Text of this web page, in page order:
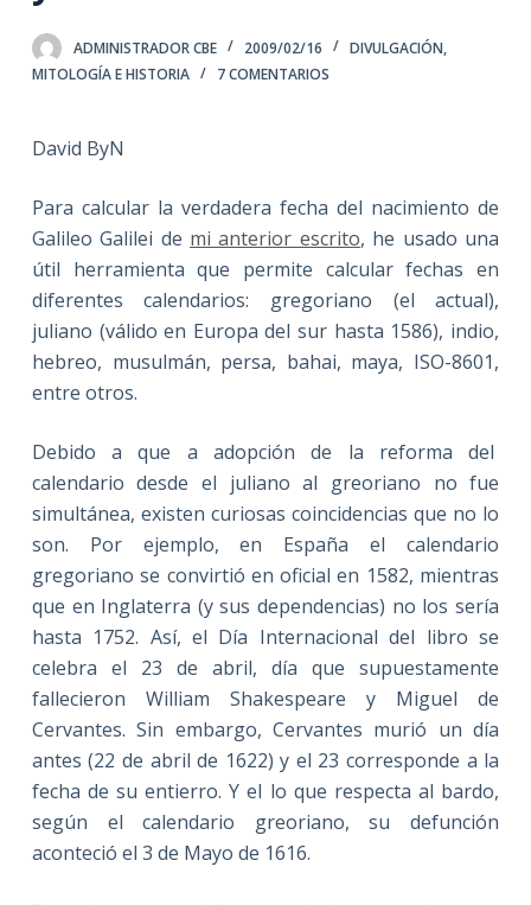
o
ADMINISTRADOR CBE 2009/02/16 DIVULGACIÓN,
MITOLOGÍA E HISTORIA
7 COMENTARIOS
David ByN
Para calcular la verdadera fecha del nacimiento de
Galileo Galilei de mi anterior escrito, he usado una
útil herramienta que permite calcular fechas en
diferentes calendarios: gregoriano (el actual),
juliano (válido en Europa del sur hasta 1586), indio,
hebreo, musulmán, persa, bahai, maya, ISO-8601,
entre otros.
Debido a que a adopción de la reforma del
calendario desde el juliano al greoriano no fue
simultánea, existen curiosas coincidencias que no lo
son. Por ejemplo, en España el calendario
gregoriano se convirtió en oficial en 1582, mientras
que en Inglaterra (y sus dependencias) no los sería
hasta 1752. Así, el Día Internacional del libro se
celebra el 23 de abril, día que supuestamente
fallecieron William Shakespeare y Miguel de
Cervantes. Sin embargo, Cervantes murió un día
antes (22 de abril de 1622) y el 23 corresponde a la
fecha de su entierro. Y el lo que respecta al bardo,
según el calendario greoriano, su defunción
aconteció el 3 de Mayo de 1616.